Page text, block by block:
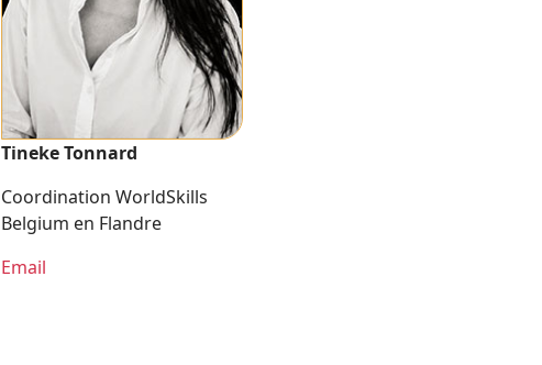
Tineke Tonnard
Coordination WorldSkills
Belgium en Flandre
Email